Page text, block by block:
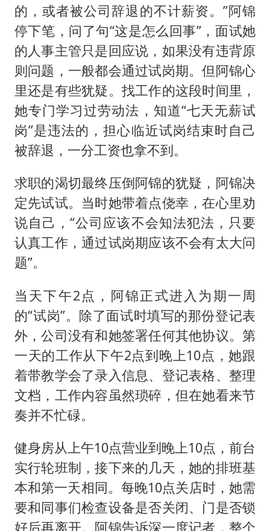
的，或者被公司辞退的不计薪资。”阿锦
停下笔，问了句“这是怎么回事”，面试她
的人事主管只是回应说，如果没有违背原
则问题，一般都会通过试岗期。但阿锦心
里还是有些犹疑。找工作的这段时间里，
她专门学习过劳动法，知道“七天无薪试
岗”是违法的，担心临近试岗结束时自己
被辞退，一分工资也拿不到。
求职的渴切最终压倒阿锦的犹疑，阿锦决
定先试试。当时她带着点侥幸，在心里劝
说自己，“公司应该不会知法犯法，只要
认真工作，通过试岗期应该不会有太大问
题”。
当天下午2点，阿锦正式进入为期一周
的“试岗”。除了面试时填写的那份登记表
外，公司没有和她签署任何其他协议。第
一天的工作从下午2点到晚上10点，她跟
着带教学会了录入信息、登记表格、整理
文档，工作内容虽然琐碎，但在她看来节
奏并不忙碌。
健身房从上午10点营业到晚上10点，前台
实行轮班制，接下来的几天，她的排班基
本和第一天相同。每晚10点关店时，她需
要和同事们检查设备是否关闭、门是否锁
好后再离开。阿锦告诉深一度记者，整个